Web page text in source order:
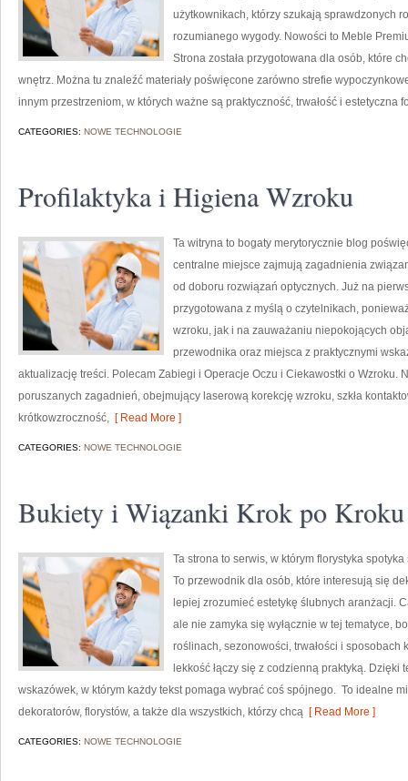
użytkownikach, którzy szukają sprawdzonych
rozumianego wygody. Nowości to Meble
Strona została przygotowana dla osób, które
wnętrz. Można tu znaleźć materiały poświęcone zarówno strefie
innym przestrzeniom, w których ważne są praktyczność, trwałość i estetyczna
CATEGORIES: NOWE TECHNOLOGIE
Profilaktyka i Higiena Wzroku
Ta witryna to bogaty merytorycznie blog
centralne miejsce zajmują zagadnienia
od doboru rozwiązań optycznych. Już na
przygotowana z myślą o czytelnikach,
wzroku, jak i na zauważaniu niepokojących
przewodnika oraz miejsca z praktycznymi
aktualizację treści. Polecam Zabiegi i Operacje Oczu i Ciekawostki o Wzroku.
poruszanych zagadnień, obejmujący laserową korekcję wzroku, szkła
krótkowzroczność, [ Read More ]
CATEGORIES: NOWE TECHNOLOGIE
Bukiety i Wiązanki Krok po Kroku
Ta strona to serwis, w którym florystyka
To przewodnik dla osób, które interesują się
lepiej zrozumieć estetykę ślubnych aranżacji.
ale nie zamyka się wyłącznie w tej tematyce,
roślinach, sezonowości, trwałości i
lekkość łączy się z codzienną praktyką.
wskazówek, w którym każdy tekst pomaga wybrać coś spójnego. To idealne
dekoratorów, florystów, a także dla wszystkich, którzy chcą [ Read More ]
CATEGORIES: NOWE TECHNOLOGIE